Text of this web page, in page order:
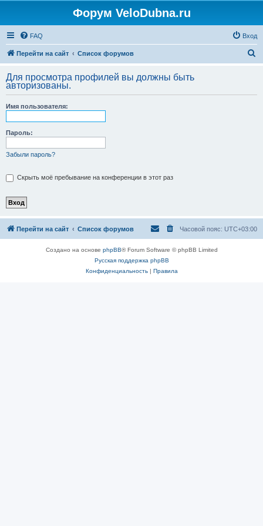
Форум VeloDubna.ru
FAQ Вход
Перейти на сайт Список форумов
с
Для просмотра профилей вы должны быть
авторизованы.
Имя пользователя:
Пароль:
Забыли пароль?
Скрыть моё пребывание на конференции в этот раз
Перейти на сайт Список форумов Часовой пояс: UTC+03:00
Создано на основе phpBB® Forum Software © phpBB Limited
Русская поддержка phpBB
Конфиденциальность| Правила